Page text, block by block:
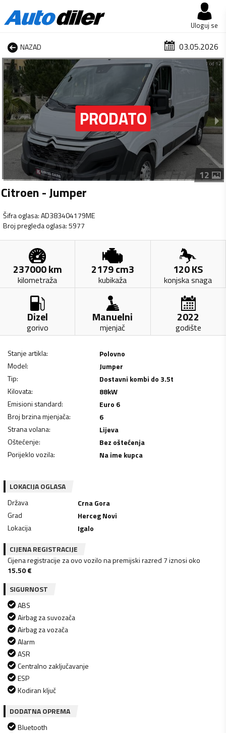
Uloguj se
NAZAD 03.05.2026
1 od 12
12
Citroen - Jumper
Šifra oglasa:AD383404179ME
Broj pregleda oglasa:5977
237000km
kilometraža
2179cm3
kubikaža
120KS
konjska snaga
Dizel
gorivo
Manuelni
mjenjač
2022
godište
Stanje artikla:
Polovno
Model:
Jumper
Tip:
Dostavni kombi do 3.5t
Kilovata: 88kW
Emisioni standard:
Euro 6
Broj brzina mjenjača:
6
Strana volana:
Lijeva
Oštećenje:
Bez oštećenja
Porijeklo vozila: Na ime kupca
LOKACIJA OGLASA
Država
Crna Gora
Grad
Herceg Novi
Lokacija
Igalo
CIJENA REGISTRACIJE
Cijena registracije za ovo vozilo na premijski razred 7 iznosi oko
15.50€
SIGURNOST
ABS
Airbag za suvozača
Airbag za vozača
Alarm
ASR
Centralno zaključavanje
ESP
Kodiran ključ
DODATNA OPREMA
Bluetooth